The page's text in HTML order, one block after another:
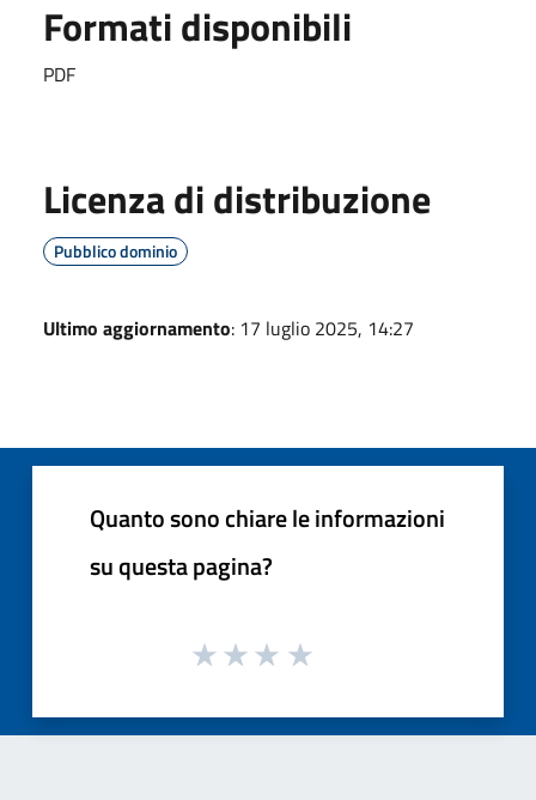
Formati disponibili
PDF
Licenza di distribuzione
Pubblico dominio
Ultimo aggiornamento: 17 luglio 2025, 14:27
Quanto sono chiare le informazioni
su questa pagina?